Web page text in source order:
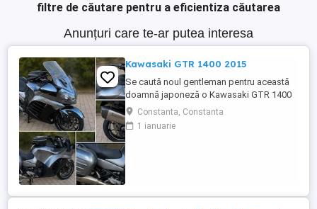
filtre de căutare pentru a eficientiza căutarea
Anunțuri care te-ar putea interesa
Kawasaki GTR 1400 2015
Se caută noul gentleman pentru această
doamnă japoneză o Kawasaki GTR 1400
care încă întoarce priviri și iubește
kilometrii. A fost răsfățată, întreținută la
timp și tratată cu respect. O dau doar
Constanta, Constanta
1 ianuarie